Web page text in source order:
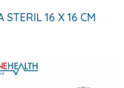
STERIL 16 X 16 CM